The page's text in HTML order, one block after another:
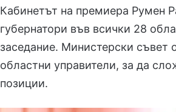
Кабинетът на премиера Румен
губернатори във всички 28
заседание. Министерски съвет
областни управители, за да
позиции.